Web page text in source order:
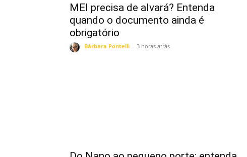
MEI precisa de alvará? Entenda
quando o documento ainda é
obrigatório
Bárbara Pontelli - 3 horas atrás